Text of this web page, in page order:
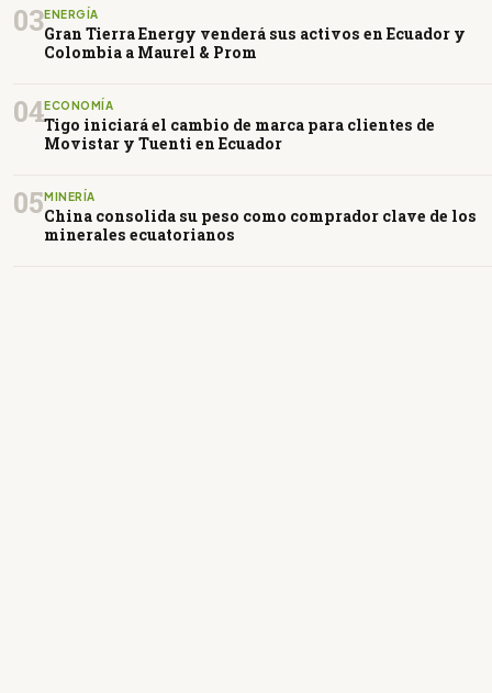
03ENERGÍA
Gran Tierra Energy venderá sus activos en Ecuador y
Colombia a Maurel & Prom
04ECONOMÍA
Tigo iniciará el cambio de marca para clientes de
Movistar y Tuenti en Ecuador
05 MINERÍA
China consolida su peso como comprador clave de los
minerales ecuatorianos